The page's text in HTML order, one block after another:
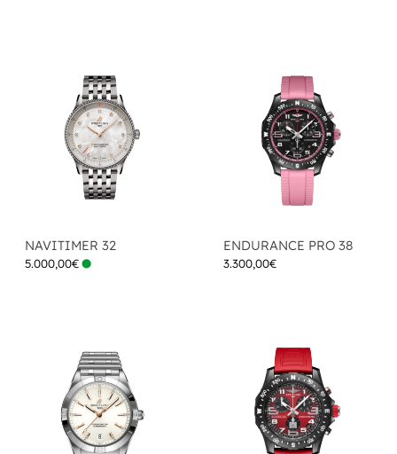
NAVITIMER 32
5.000,00€
ENDURANCE PRO 38
3.300,00€